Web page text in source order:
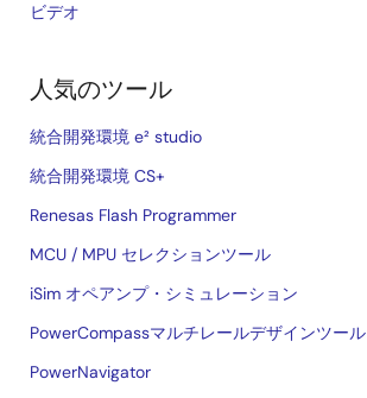
ビデオ
人気のツール
統合開発環境 e² studio
統合開発環境 CS+
Renesas Flash Programmer
MCU / MPU セレクションツール
iSim オペアンプ・シミュレーション
PowerCompassマルチレールデザインツール
PowerNavigator